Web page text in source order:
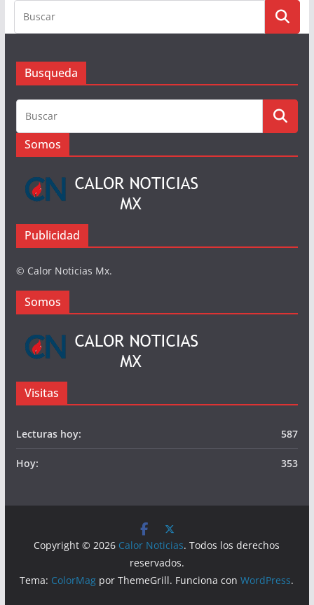
Busqueda
Somos
Publicidad
© Calor Noticias Mx.
Somos
Visitas
587
Lecturas hoy:
353
Hoy:
Copyright © 2026 Calor Noticias. Todos los derechos
reservados.
Tema: ColorMag por ThemeGrill. Funciona conWordPress.